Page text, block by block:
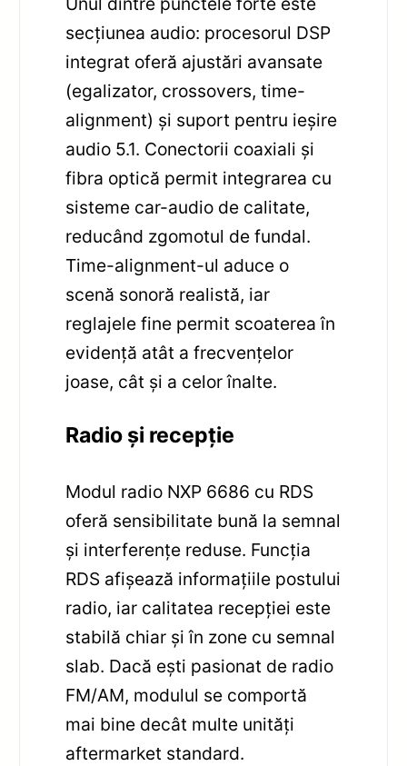
secțiunea audio: procesorul DSP
integrat oferă ajustări avansate
(egalizator, crossovers, time-
alignment) și suport pentru ieșire
audio 5.1. Conectorii coaxiali și
fibra optică permit integrarea cu
sisteme car-audio de calitate,
reducând zgomotul de fundal.
Time-alignment-ul aduce o
scenă sonoră realistă, iar
reglajele fine permit scoaterea în
evidență atât a frecvențelor
joase, cât și a celor înalte.
Radio și recepție
Modul radio NXP 6686 cu RDS
oferă sensibilitate bună la semnal
și interferențe reduse. Funcția
RDS afișează informațiile postului
radio, iar calitatea recepției este
stabilă chiar și în zone cu semnal
slab. Dacă ești pasionat de radio
FM/AM, modulul se comportă
mai bine decât multe unități
aftermarket standard.